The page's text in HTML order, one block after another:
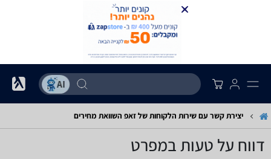
יצירת קשר עם שירות הלקוחות של זאפ השוואת מחירים
דווח על טעות במפרט